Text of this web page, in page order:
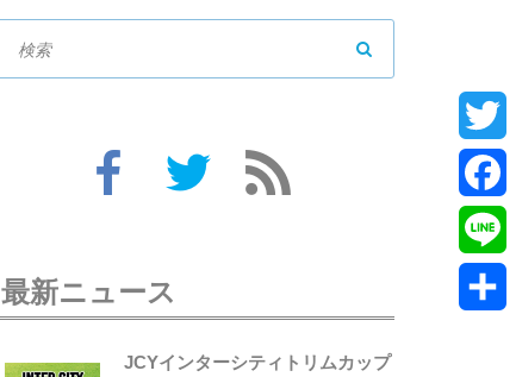
最新ニュース
JCYインターシティトリムカップ
Line